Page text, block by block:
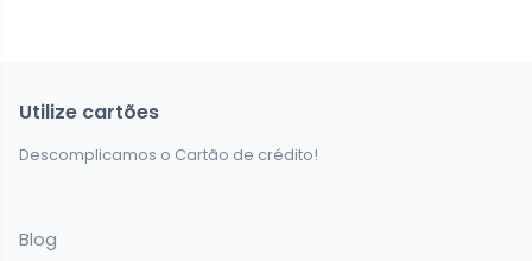
Utilize cartões
Descomplicamos o Cartão de crédito!
Blog